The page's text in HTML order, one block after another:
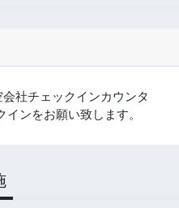
社チェックインカウンタ
ンをお願い致します。